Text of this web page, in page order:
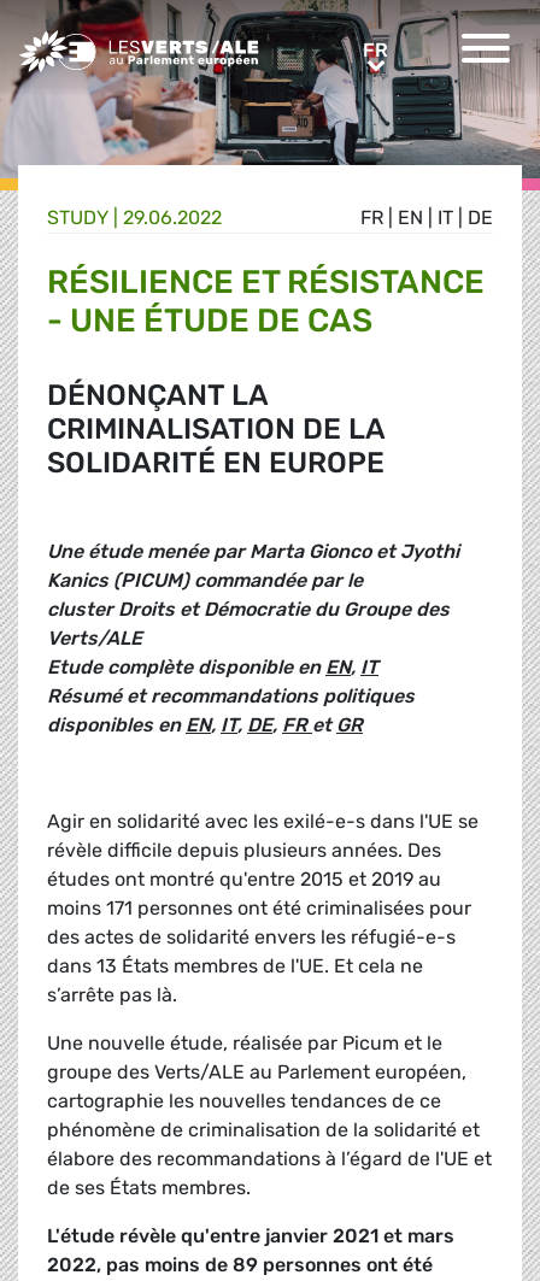
Greens/EFA Home FRFR
FR EN IT DE
STUDY | 29.06.2022
RÉSILIENCE ET RÉSISTANCE
- UNE ÉTUDE DE CAS
DÉNONÇANT LA
CRIMINALISATION DE LA
SOLIDARITÉ EN EUROPE
Une étude menée par Marta Gionco et Jyothi
Kanics (PICUM) commandée par le
cluster Droits et Démocratie du Groupe des
Verts/ALE
Etude complète disponible en EN, IT
Résumé et recommandations politiques
disponibles en EN, IT, DE, FR etGR
Agir en solidarité avec les exilé-e-s dans l'UE se
révèle difficile depuis plusieurs années. Des
études ont montré qu'entre 2015 et 2019 au
moins 171 personnes ont été criminalisées pour
des actes de solidarité envers les réfugié-e-s
dans 13 États membres de l'UE. Et cela ne
s’arrête pas là.
Une nouvelle étude, réalisée par Picum et le
groupe des Verts/ALE au Parlement européen,
cartographie les nouvelles tendances de ce
phénomène de criminalisation de la solidarité et
élabore des recommandations à l’égard de l'UE et
de ses États membres.
L'étude révèle qu'entre janvier 2021 et mars
2022, pas moins de 89 personnes ont été